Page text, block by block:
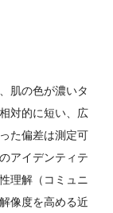
肌の色が濃いタ
対的に短い、広
た偏差は測定可
アイデンティテ
理解（コミュニ
像度を高める近